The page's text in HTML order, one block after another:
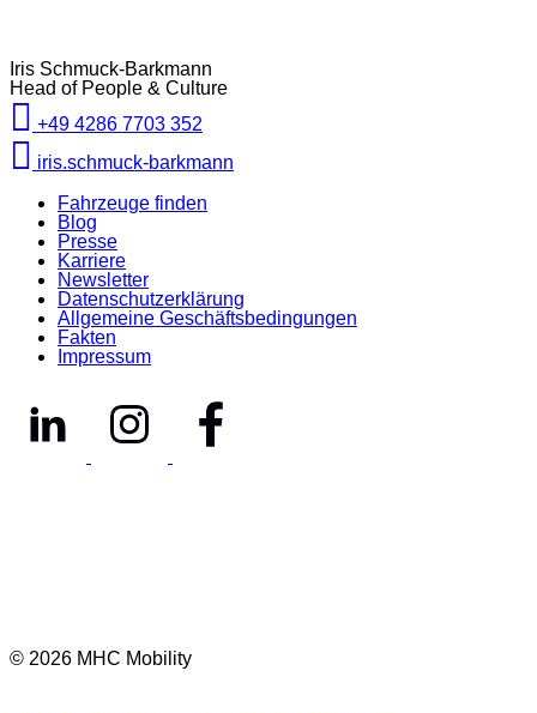
Iris Schmuck-Barkmann
Head of People & Culture
+49 4286 7703 352
iris.schmuck-barkmann
Fahrzeuge finden
Blog
Presse
Karriere
Newsletter
Datenschutzerklärung
Allgemeine Geschäftsbedingungen
Fakten
Impressum
© 2026 MHC Mobility